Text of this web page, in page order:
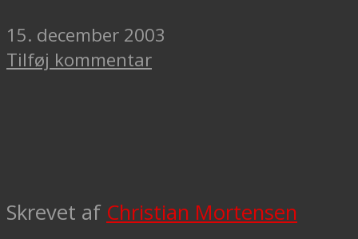
15. december 2003
Tilføj kommentar
Skrevet af Christian Mortensen